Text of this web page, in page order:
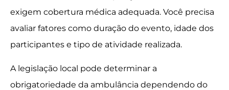
exigem cobertura médica adequada. Você precisa
avaliar fatores como duração do evento, idade dos
participantes e tipo de atividade realizada.
A legislação local pode determinar a
obrigatoriedade da ambulância dependendo do